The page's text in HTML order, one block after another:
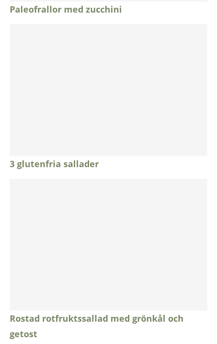
Paleofrallor med zucchini
3 glutenfria sallader
Rostad rotfruktssallad med grönkål och
getost